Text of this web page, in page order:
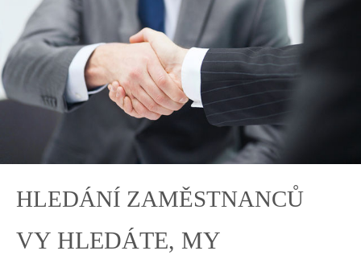
Pobočky
HLEDÁNÍ ZAMĚSTNANCŮ
VY HLEDÁTE, MY